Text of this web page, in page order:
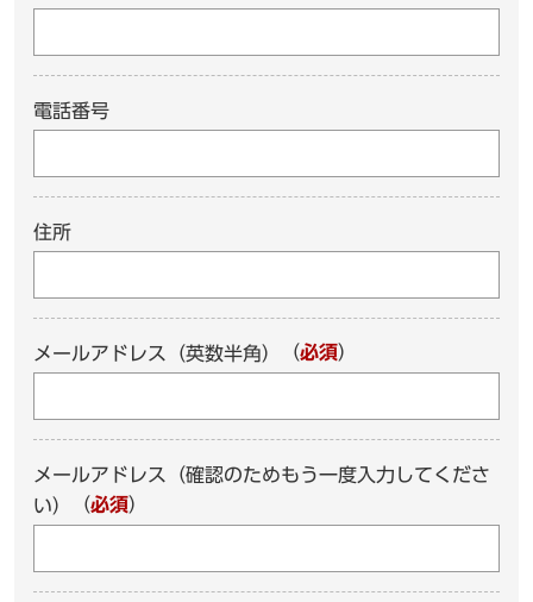
電話番号
住所
メールアドレス（英数半角） （必須）
メールアドレス（確認のためもう一度入力してくださ
い）
（必須）